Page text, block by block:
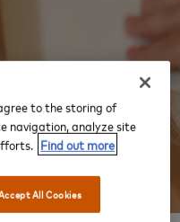
to the storing of
navigation, analyze site
Find out more
All Cookies